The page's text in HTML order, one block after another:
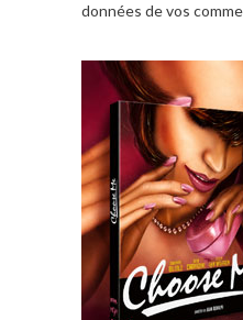
données de vos